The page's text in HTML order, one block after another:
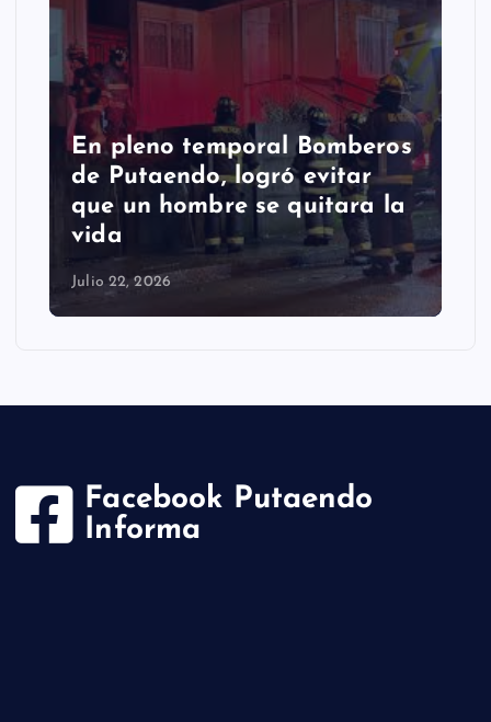
En pleno temporal Bomberos
de Putaendo, logró evitar
que un hombre se quitara la
vida
Julio 22, 2026
Facebook Putaendo
Informa